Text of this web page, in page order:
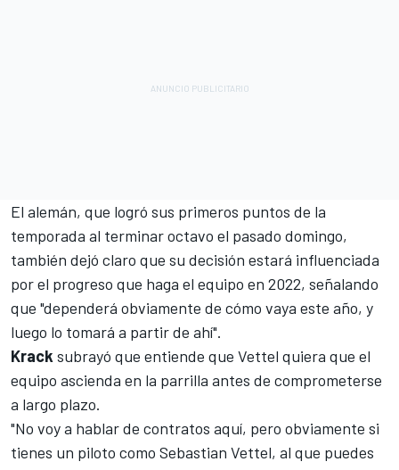
El alemán, que logró sus primeros puntos de la
temporada al terminar octavo el pasado domingo,
también dejó claro que su decisión estará influenciada
por el progreso que haga el equipo en 2022, señalando
que "dependerá obviamente de cómo vaya este año, y
luego lo tomará a partir de ahí".
Krack subrayó que entiende que Vettel quiera que el
equipo ascienda en la parrilla antes de comprometerse
a largo plazo.
"No voy a hablar de contratos aquí, pero obviamente si
tienes un piloto como Sebastian Vettel, al que puedes